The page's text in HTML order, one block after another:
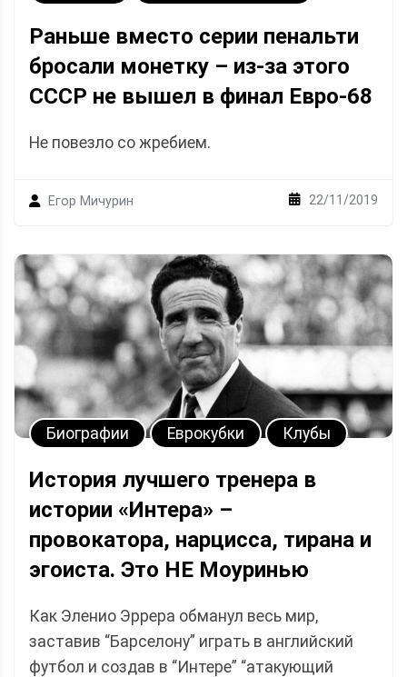
Раньше вместо серии пенальти
бросали монетку – из-за этого
СССР не вышел в финал Евро-68
Не повезло со жребием.
Егор Мичурин 22/11/2019
Биографии Еврокубки Клубы
История лучшего тренера в
истории «Интера» –
провокатора, нарцисса, тирана и
эгоиста. Это НЕ Моуринью
Как Эленио Эррера обманул весь мир,
заставив “Барселону” играть в английский
футбол и создав в “Интере” “атакующий